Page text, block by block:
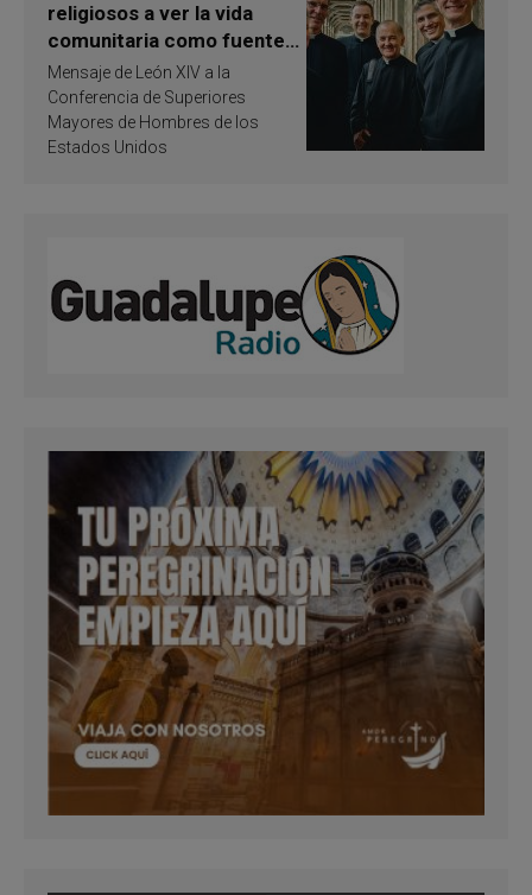
religiosos a ver la vida
comunitaria como fuente
de inspiración y
santificación
Mensaje de León XIV a la
Conferencia de Superiores
Mayores de Hombres de los
Estados Unidos